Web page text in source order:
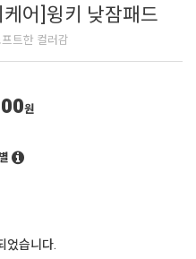
어]윙키 낮잠패드
트한 컬러감
원
었습니다.